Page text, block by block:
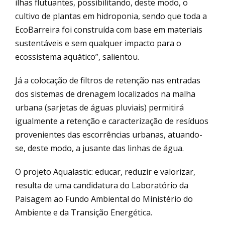
ilhas flutuantes, possibilitando, deste modo, o
cultivo de plantas em hidroponia, sendo que toda a
EcoBarreira foi construída com base em materiais
sustentáveis e sem qualquer impacto para o
ecossistema aquático”, salientou.
Já a colocação de filtros de retenção nas entradas
dos sistemas de drenagem localizados na malha
urbana (sarjetas de águas pluviais) permitirá
igualmente a retenção e caracterização de resíduos
provenientes das escorrências urbanas, atuando-
se, deste modo, a jusante das linhas de água.
O projeto Aqualastic: educar, reduzir e valorizar,
resulta de uma candidatura do Laboratório da
Paisagem ao Fundo Ambiental do Ministério do
Ambiente e da Transição Energética.